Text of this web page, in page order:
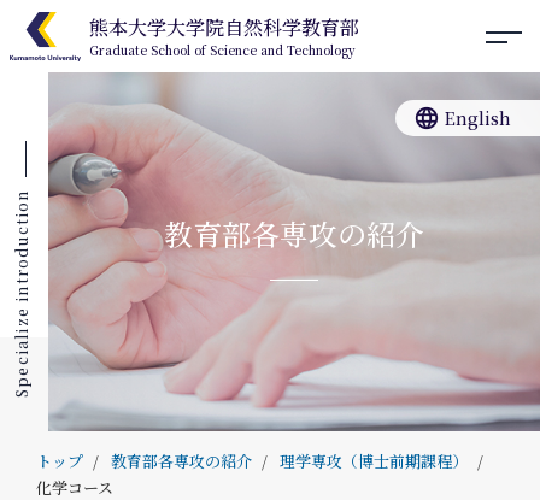
language English
熊本大学大学院自然科学教育部
Graduate School of Science and Technology
教育部各専攻の紹介
トップ 教育部各専攻の紹介
理学専攻（博士前期課程）
化学コース
Specialize introduction